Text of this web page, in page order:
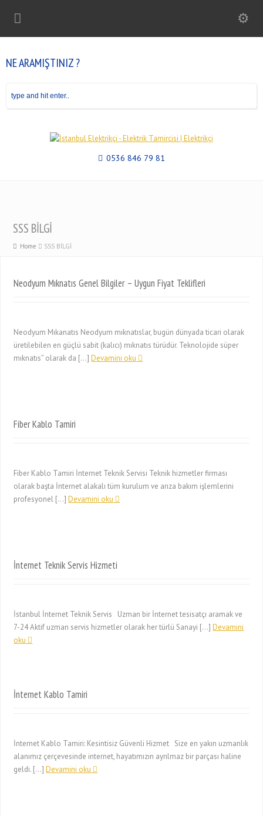
NE ARAMIŞTINIZ ?
0536 846 79 81
SSS BİLGİ
Home SSS BİLGİ
Neodyum Mıknatıs Genel Bilgiler – Uygun Fiyat Teklifleri
Neodyum Mıkanatıs Neodyum mıknatıslar, bugün dünyada ticari olarak
üretilebilen en güçlü sabit (kalıcı) mıknatıs türüdür. Teknolojide süper
mıknatıs” olarak da […]Devamini oku
Fiber Kablo Tamiri
Fiber Kablo Tamiri İnternet Teknik Servisi Teknik hizmetler firması
olarak başta İnternet alakalı tüm kurulum ve arıza bakım işlemlerini
profesyonel […]Devamini oku
İnternet Teknik Servis Hizmeti
İstanbul İnternet Teknik Servis Uzman bir İnternet tesisatçı aramak ve
7-24 Aktif uzman servis hizmetler olarak her türlü Sanayi […]Devamini
oku
İnternet Kablo Tamiri
İnternet Kablo Tamiri: Kesintisiz Güvenli Hizmet Size en yakın uzmanlık
alanımız çerçevesinde internet, hayatımızın ayrılmaz bir parçası haline
geldi. […]Devamini oku